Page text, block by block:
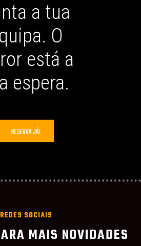
a tua
O
está a
espera.
RESERVA JÁ!
REDES SOCIAIS
MAIS NOVIDADES